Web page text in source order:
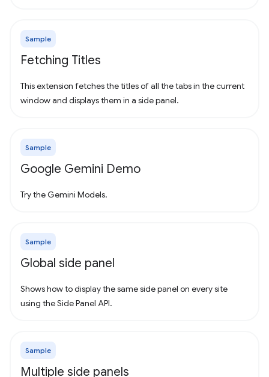
Sample
Fetching Titles
This extension fetches the titles of all the tabs in the current
window and displays them in a side panel.
Sample
Google Gemini Demo
Try the Gemini Models.
Sample
Global side panel
Shows how to display the same side panel on every site
using the Side Panel API.
Sample
Multiple side panels